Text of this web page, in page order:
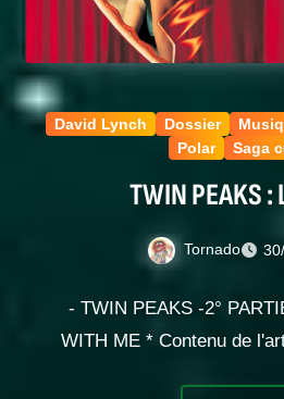
David Lynch Dossier
Polar
Saga
TWIN PEAKS :
Tornado
- TWIN PEAKS -2°
WITH ME * Contenu de